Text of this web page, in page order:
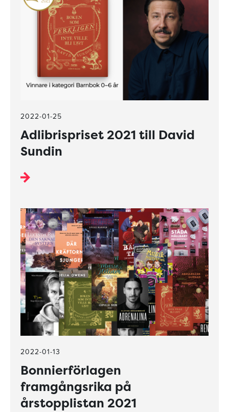
2022-01-25
Adlibrispriset 2021 till David
Sundin
2022-01-13
Bonnierförlagen
framgångsrika på
årstopplistan 2021